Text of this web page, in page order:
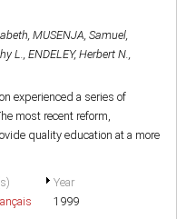
, MUSENJA, Samuel,
L., ENDELEY, Herbert N.,
experienced a series of
most recent reform,
quality education at a more
Year
1999